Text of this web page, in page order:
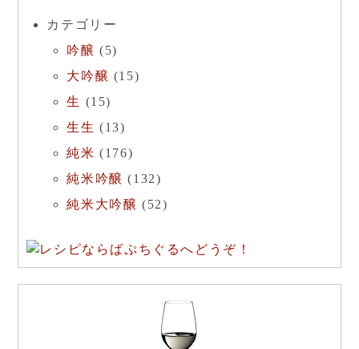
カテゴリー
吟醸 (5)
大吟醸 (15)
生 (15)
生生 (13)
純米 (176)
純米吟醸 (132)
純米大吟醸 (52)